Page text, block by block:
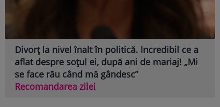
Divorț la nivel înalt în politică. Incredibil ce a
aflat despre soțul ei, după ani de mariaj! „Mi
se face rău când mă gândesc”
Recomandarea zilei